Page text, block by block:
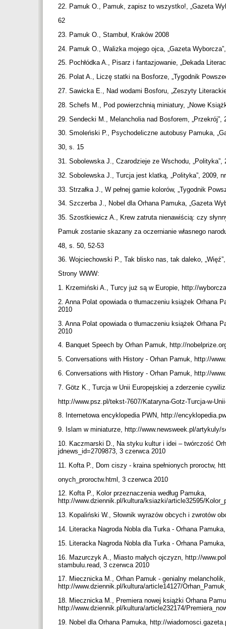
22. Pamuk O., Pamuk, zapisz to wszystko!, „Gazeta
62
23. Pamuk O., Stambuł, Kraków 2008
24. Pamuk O., Walizka mojego ojca, „Gazeta
25. Pochłódka A., Pisarz i fantazjowanie, „Dekada
26. Polat A., Liczę statki na Bosforze, „Tygodnik
27. Sawicka E., Nad wodami Bosforu, „Zeszyty
28. Schefs M., Pod powierzchnią miniatury, „Nowe
29. Sendecki M., Melancholia nad Bosforem,
30. Smoleński P., Psychodeliczne autobusy Pamuka,
30, s. 15
31. Sobolewska J., Czarodzieje ze Wschodu,
32. Sobolewska J., Turcja jest klatką, „Polityka”, 2009,
33. Strzałka J., W pełnej gamie kolorów, „Tygodnik
34. Szczerba J., Nobel dla Orhana Pamuka, „Gazeta
35. Szostkiewicz A., Krew zatruta nienawiścią: czy
Pamuk zostanie skazany za oczernianie własnego
48, s. 50, 52-53
36. Wojciechowski P., Tak blisko nas, tak daleko,
Strony WWW:
1. Krzemiński A., Turcy już są w Europie, http://
2. Anna Polat opowiada o tłumaczeniu książek Orhana
2010
3. Anna Polat opowiada o tłumaczeniu książek Orhana
2010
4. Banquet Speech by Orhan Pamuk, http://
5. Conversations with History - Orhan Pamuk, http://
6. Conversations with History - Orhan Pamuk, http://
7. Götz K., Turcja w Unii Europejskiej a zderzenie
http://www.psz.pl/tekst-7607/Kataryna-Gotz-Turcja-w-
8. Internetowa encyklopedia PWN, http://
9. Islam w miniaturze, http://www.newsweek.pl/
10. Kaczmarski D., Na styku kultur i idei – twórczość
jdnews_id=2709873, 3 czerwca 2010
11. Kofta P., Dom ciszy - kraina spełnionych proroctw,
onych_proroctw.html, 3 czerwca 2010
12. Kofta P., Kolor przeznaczenia według Pamuka,
http://www.dziennik.pl/kultura/ksiazki/article32595/
13. Kopaliński W., Słownik wyrazów obcych i zwrotów
14. Literacka Nagroda Nobla dla Turka - Orhana
15. Literacka Nagroda Nobla dla Turka - Orhana
16. Mazurczyk A., Miasto małych ojczyzn, http://
stambulu.read, 3 czerwca 2010
17. Miecznicka M., Orhan Pamuk - genialny melancholik,
http://www.dziennik.pl/kultura/article14127/
18. Miecznicka M., Premiera nowej książki Orhana
http://www.dziennik.pl/kultura/article232174/
19. Nobel dla Orhana Pamuka, http://